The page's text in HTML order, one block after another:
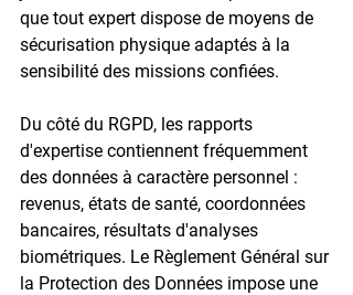
que tout expert dispose de moyens de
sécurisation physique adaptés à la
sensibilité des missions confiées.
Du côté du RGPD, les rapports
d'expertise contiennent fréquemment
des données à caractère personnel :
revenus, états de santé, coordonnées
bancaires, résultats d'analyses
biométriques. Le Règlement Général sur
la Protection des Données impose une